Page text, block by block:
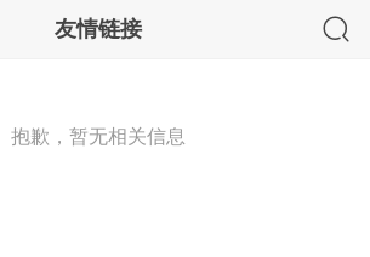
友情链接
抱歉，暂无相关信息